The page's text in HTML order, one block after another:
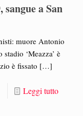
a San
muore Antonio
‘Meazza’ è
è fissato […]
Leggi tutto